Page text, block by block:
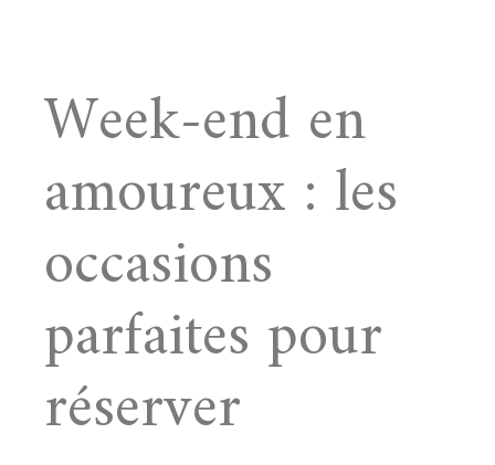
Week-end en
amoureux : les
occasions
parfaites pour
réserver